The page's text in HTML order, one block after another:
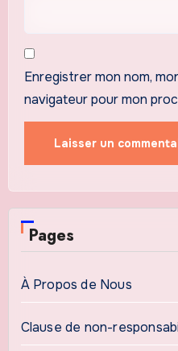
Enregistrer mon nom,
navigateur pour mon
Pages
À Propos de Nous
Clause de non-